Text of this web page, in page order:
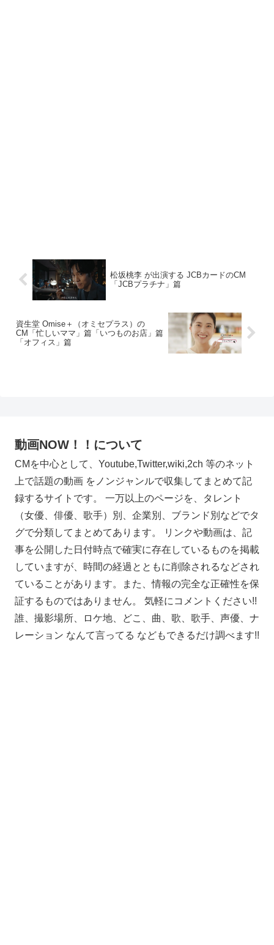
松坂桃李 が出演する JCBカードのCM
「JCBプラチナ」篇
資生堂 Omise＋（オミセプラス）の
CM「忙しいママ」篇「いつものお店」篇
「オフィス」篇
動画NOW！！について
CMを中心として、Youtube,Twitter,wiki,2ch 等のネット
上で話題の動画 をノンジャンルで収集してまとめて記
録するサイトです。 一万以上のページを、タレント
（女優、俳優、歌手）別、企業別、ブランド別などでタ
グで分類してまとめてあります。 リンクや動画は、記
事を公開した日付時点で確実に存在しているものを掲載
していますが、時間の経過とともに削除されるなどされ
ていることがあります。また、情報の完全な正確性を保
証するものではありません。 気軽にコメントください!!
誰、撮影場所、ロケ地、どこ、曲、歌、歌手、声優、ナ
レーション なんて言ってる などもできるだけ調べます!!